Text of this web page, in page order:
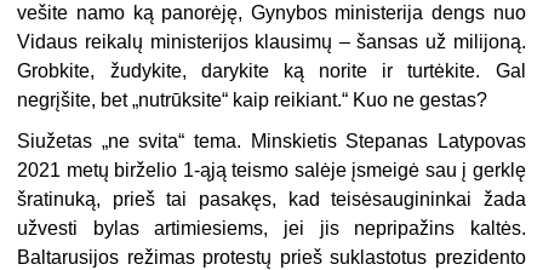
vešite namo ką panorėję, Gynybos ministerija dengs nuo
Vidaus reikalų ministerijos klausimų – šansas už milijoną.
Grobkite, žudykite, darykite ką norite ir turtėkite. Gal
negrįšite, bet „nutrūksite“ kaip reikiant.“ Kuo ne gestas?
Siužetas „ne svita“ tema. Minskietis Stepanas Latypovas
2021 metų birželio 1-ąją teismo salėje įsmeigė sau į gerklę
šratinuką, prieš tai pasakęs, kad teisėsaugininkai žada
užvesti bylas artimiesiems, jei jis nepripažins kaltės.
Baltarusijos režimas protestų prieš suklastotus prezidento